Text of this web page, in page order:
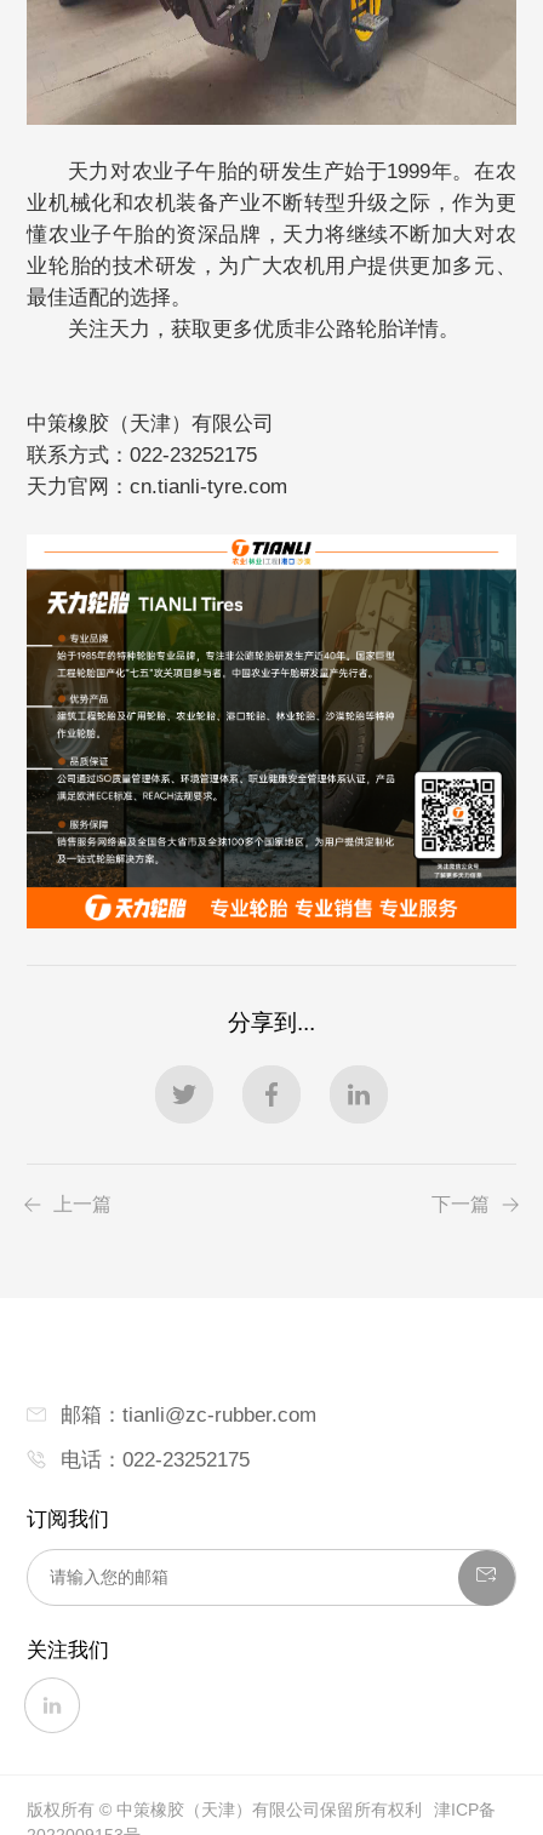
天力对农业子午胎的研发生产始于1999年。在农
业机械化和农机装备产业不断转型升级之际，作为更
懂农业子午胎的资深品牌，天力将继续不断加大对农
业轮胎的技术研发，为广大农机用户提供更加多元、
最佳适配的选择。
关注天力，获取更多优质非公路轮胎详情。
中策橡胶（天津）有限公司
联系方式：022-23252175
天力官网：cn.tianli-tyre.com
分享到...
上一篇 下一篇
邮箱：tianli@zc-rubber.com
电话：022-23252175
订阅我们
关注我们
版权所有 © 中策橡胶（天津）有限公司保留所有权利
津ICP备